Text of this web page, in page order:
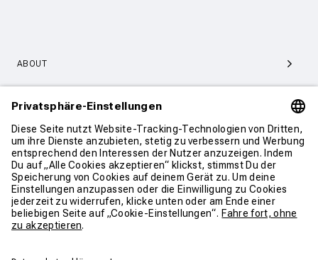
ABOUT
SERVICE & SUPPORT
KONTAKT